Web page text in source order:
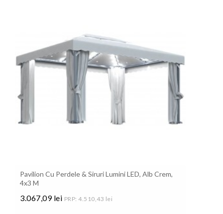
Pavilion Cu Perdele & Siruri Lumini LED, Alb Crem,
4x3 M
3.067,09 lei PRP: 4.510,43 lei